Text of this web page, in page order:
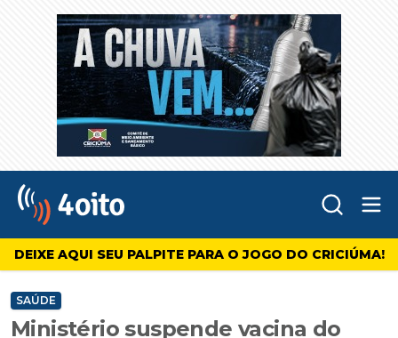
4oito
DEIXE AQUI SEU PALPITE PARA O JOGO DO CRICIÚMA!
SAÚDE
Ministério suspende vacina do